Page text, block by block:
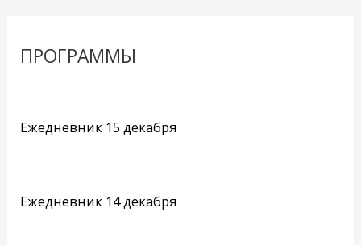
ПРОГРАММЫ
Ежедневник 15 декабря
Ежедневник 14 декабря